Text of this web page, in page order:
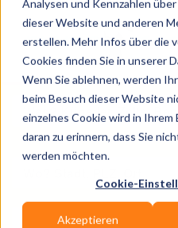
Analysen und Kennzahlen
dieser Website und anderen
erstellen. Mehr Infos über die
Cookies finden Sie in unserer
Wenn Sie ablehnen, werden
beim Besuch dieser Website
einzelnes Cookie wird in
daran zu erinnern, dass Sie
werden möchten.
Cookie-
Akzeptieren